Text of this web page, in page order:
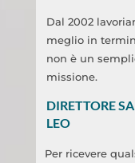
Dal 2002
meglio in
non è un
missione.
DIRETTORE
LEO
Per ricevere